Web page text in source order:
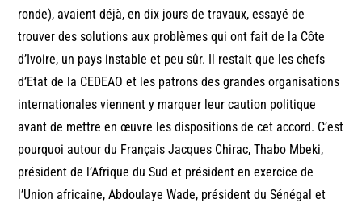
ronde), avaient déjà, en dix jours de travaux, essayé de
trouver des solutions aux problèmes qui ont fait de la Côte
d’Ivoire, un pays instable et peu sûr. Il restait que les chefs
d’Etat de la CEDEAO et les patrons des grandes organisations
internationales viennent y marquer leur caution politique
avant de mettre en œuvre les dispositions de cet accord. C’est
pourquoi autour du Français Jacques Chirac, Thabo Mbeki,
président de l’Afrique du Sud et président en exercice de
l’Union africaine, Abdoulaye Wade, président du Sénégal et